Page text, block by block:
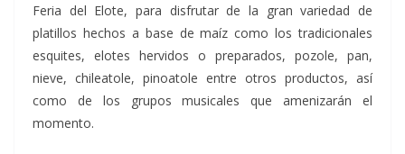
Feria del Elote, para disfrutar de la gran variedad de
platillos hechos a base de maíz como los tradicionales
esquites, elotes hervidos o preparados, pozole, pan,
nieve, chileatole, pinoatole entre otros productos, así
como de los grupos musicales que amenizarán el
momento.